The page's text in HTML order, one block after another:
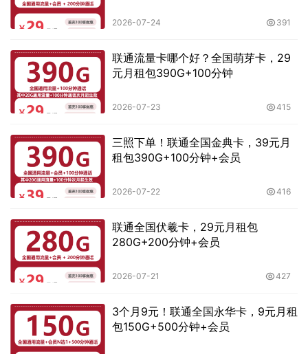
2026-07-24 391
联通流量卡哪个好？全国萌芽卡，29
元月租包390G+100分钟
2026-07-23 415
三照下单！联通全国金典卡，39元月
租包390G+100分钟+会员
2026-07-22 416
联通全国伏羲卡，29元月租包
280G+200分钟+会员
2026-07-21 427
3个月9元！联通全国永华卡，9元月租
包150G+500分钟+会员